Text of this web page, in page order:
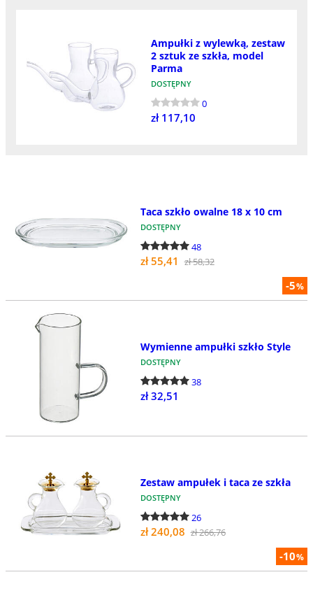
Ampułki z wylewką, zestaw
2 sztuk ze szkła, model
Parma
DOSTĘPNY
0
zł 117,10
-5%
Taca szkło owalne 18 x 10 cm
DOSTĘPNY
48
zł 55,41 zł 58,32
Wymienne ampułki szkło Style
DOSTĘPNY
38
zł 32,51
-10%
Zestaw ampułek i taca ze szkła
DOSTĘPNY
26
zł 240,08 zł 266,76